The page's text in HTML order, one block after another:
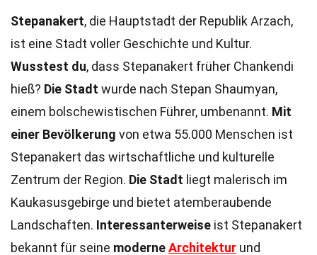
Stepanakert, die Hauptstadt der Republik Arzach,
ist eine Stadt voller Geschichte und Kultur.
Wusstest du, dass Stepanakert früher Chankendi
hieß? Die Stadt wurde nach Stepan Shaumyan,
einem bolschewistischen Führer, umbenannt. Mit
einer Bevölkerung von etwa 55.000 Menschen ist
Stepanakert das wirtschaftliche und kulturelle
Zentrum der Region. Die Stadt liegt malerisch im
Kaukasusgebirge und bietet atemberaubende
Landschaften. Interessanterweise ist Stepanakert
bekannt für seine moderneArchitektur und